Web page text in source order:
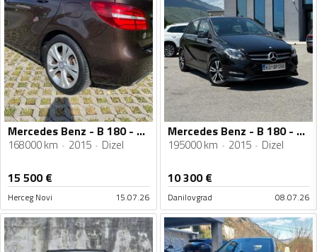
Mercedes Benz - B 180 - 1,5 dci
168000 km 2015 Dizel
15 500€
Herceg Novi 15.07.26
Mercedes Benz - B 180 - 180D 110KS FACELIFT
195000 km 2015 Dizel
10 300€
Danilovgrad 08.07.26